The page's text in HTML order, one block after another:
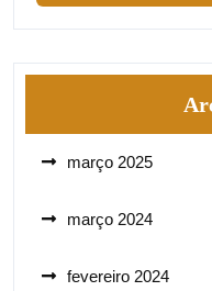
março 2025
março 2024
fevereiro 2024